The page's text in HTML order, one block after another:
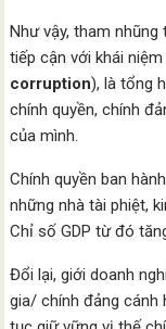
Như vậy, tham
tiếp cận với khái
corruption), là tổng
chính quyền, chính
của mình.
Chính quyền ban
những nhà tài phiệt,
Chỉ số GDP từ đó
Đổi lại, giới doanh
gia/ chính đảng cánh